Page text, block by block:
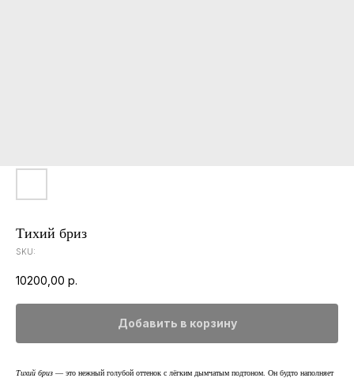
Тихий бриз
SKU:
10200,00 р.
Добавить в корзину
Тихий бриз — это нежный голубой оттенок с лёгким дымчатым подтоном. Он будто наполняет